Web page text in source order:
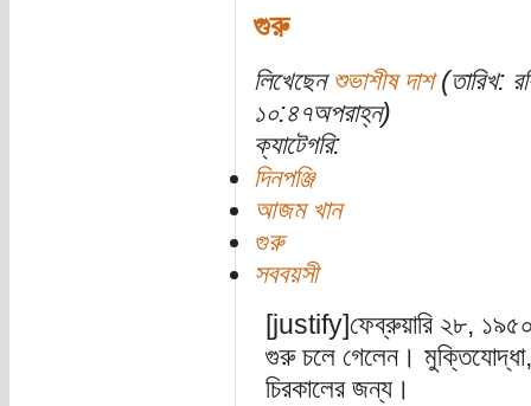
গুরু
লিখেছেন শুভাশীষ দাশ(তারিখ:
১০:৪৭অপরাহ্ন)
ক্যাটেগরি:
দিনপঞ্জি
আজম খান
গুরু
সববয়সী
[justify]ফেব্রুয়ারি ২৮,
গুরু চলে গেলেন। মুক্তিযোদ্ধা,
চিরকালের জন্য।